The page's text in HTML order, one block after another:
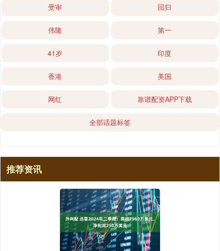
受审 回归
伟隆 第一
41岁 印度
香港 美国
网红 靠谱配资APP下载
全部话题标签
推荐资讯